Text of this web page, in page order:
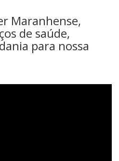
Maranhense,
de saúde,
para nossa